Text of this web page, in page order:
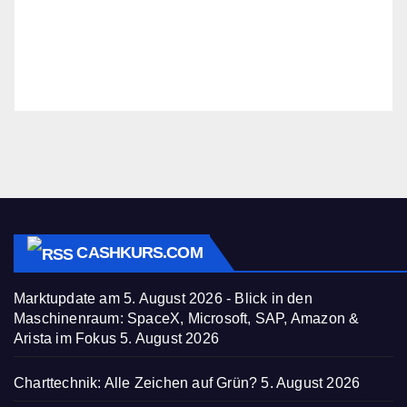
CASHKURS.COM
Marktupdate am 5. August 2026 - Blick in den
Maschinenraum: SpaceX, Microsoft, SAP, Amazon &
Arista im Fokus 5. August 2026
Charttechnik: Alle Zeichen auf Grün? 5. August 2026